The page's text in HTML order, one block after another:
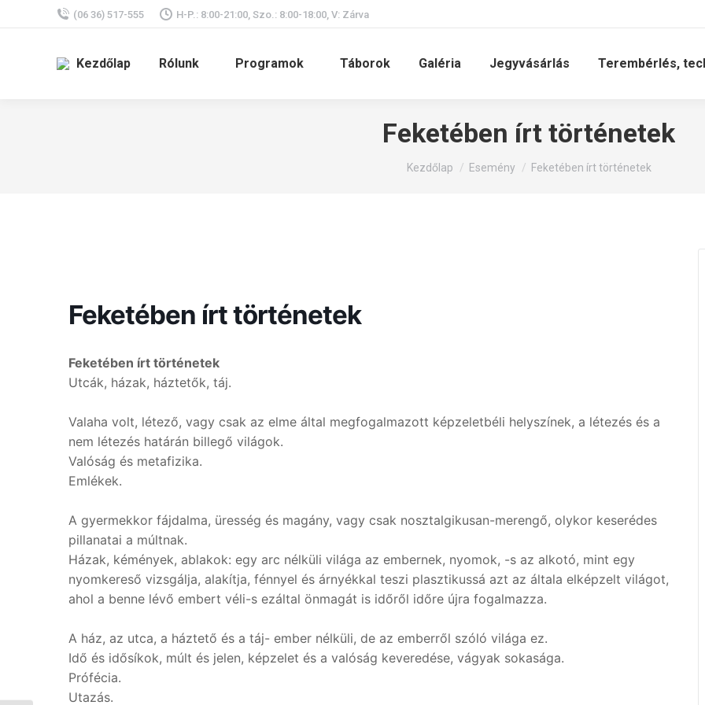
(06 36) 517-555 H-P.: 8:00-21:00, Szo.: 8:00-18:00, V: Zárva
Kezdőlap Rólunk Programok Táborok Galéria Jegyvásárlás Terembérlés,
Feketében írt történetek
You are here:
Kezdőlap Esemény Feketében írt történetek
Feketében írt történetek
Feketében írt történetek
Utcák, házak, háztetők, táj.
Valaha volt, létező, vagy csak az elme által megfogalmazott képzeletbéli helyszínek, a létezés és a
nem létezés határán billegő világok.
Valóság és metafizika.
Emlékek.
A gyermekkor fájdalma, üresség és magány, vagy csak nosztalgikusan-merengő, olykor keserédes
pillanatai a múltnak.
Házak, kémények, ablakok: egy arc nélküli világa az embernek, nyomok, -s az alkotó, mint egy
nyomkereső vizsgálja, alakítja, fénnyel és árnyékkal teszi plasztikussá azt az általa elképzelt világot,
ahol a benne lévő embert véli-s ezáltal önmagát is időről időre újra fogalmazza.
A ház, az utca, a háztető és a táj- ember nélküli, de az emberről szóló világa ez.
Idő és idősíkok, múlt és jelen, képzelet és a valóság keveredése, vágyak sokasága.
Prófécia.
Utazás.